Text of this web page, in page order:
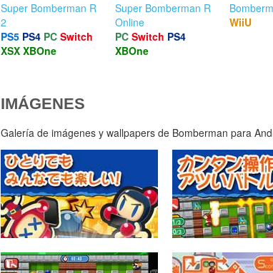
Super Bomberman R
2
PS5 PS4 PC Switch
XSX XBOne
Super Bomberman R
Online
PC Switch PS4
XBOne
WiiU
IMÁGENES
Galería de imágenes y wallpapers de Bomberman para